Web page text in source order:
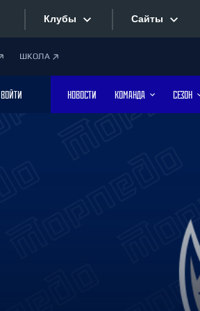
Клубы
Дивизион Боброва
Лада
Сайты
Текстовые
Фотобанк
ШКОЛА
ВОЙТИ НОВОСТИ КОМАНДА СЕЗОН